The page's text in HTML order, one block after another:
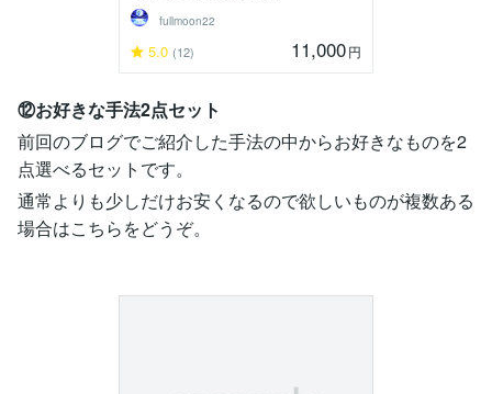
fullmoon22
5.0 (12) 11,000円
⑫お好きな手法2点セット
前回のブログでご紹介した手法の中からお好きなものを2
点選べるセットです。
通常よりも少しだけお安くなるので欲しいものが複数ある
場合はこちらをどうぞ。